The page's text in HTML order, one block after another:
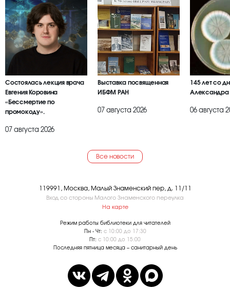
Состоялась лекция врача
Евгения Коровина
«Бессмертие по
промокоду».
07 августа 2026
Выставка посвященная
ИБФМ РАН
07 августа 2026
145 лет со
Александра
06 августа
Все новости
119991, Москва, Малый Знаменский пер, д. 11/11
Вход со стороны Малого Знаменского переулка
На карте
Режим работы библиотеки для читателей
Пн - Чт: с 10:00 до 17:30
Пт: с 10:00 до 15:00
Последняя пятница месяца – санитарный день